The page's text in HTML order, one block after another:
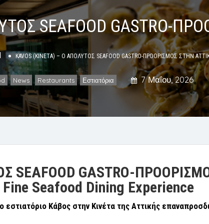
SEAFOOD GASTRO-
KAVOS (KINETA) – Ο ΑΠΟΛΥΤΟΣ SEAFOOD GASTRO-ΠΡΟΟΡΙΣΜΟΣ ΣΤΗΝ
, News , Restaurants , Εστιατόρια 7 Μαΐου, 2026
SEAFOOD GASTRO-
Seafood Dining Experience
Κάβος στην Κινέτα της Αττικής